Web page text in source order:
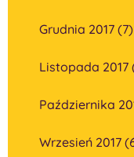
Grudnia 2017 (7)
Listopada 2017
Października
Wrzesień 2017